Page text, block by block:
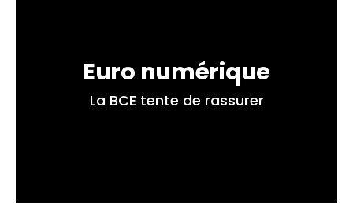
Euro numérique
La BCE tente de rassurer